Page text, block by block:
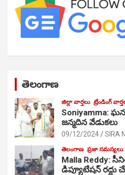
తెలంగాణ
జిల్లా వార్తలు ట్రేండింగ్
Soniyamma:
జ‌న్మ‌దిన వేడుక‌లు
09/12/2024 SIRA
తెలంగాణ ప్రజా సమస్యలు
Malla Reddy:
డిప్యూటేషన్